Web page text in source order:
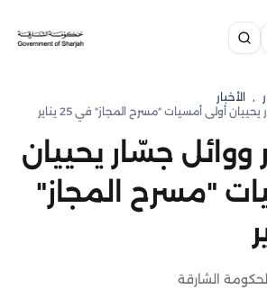
, الأخبار
أولى أمسيات "مسرح المجاز" في 25 يناير
ووائل جسّار يحييان
"مسرح المجاز"
الشارقة